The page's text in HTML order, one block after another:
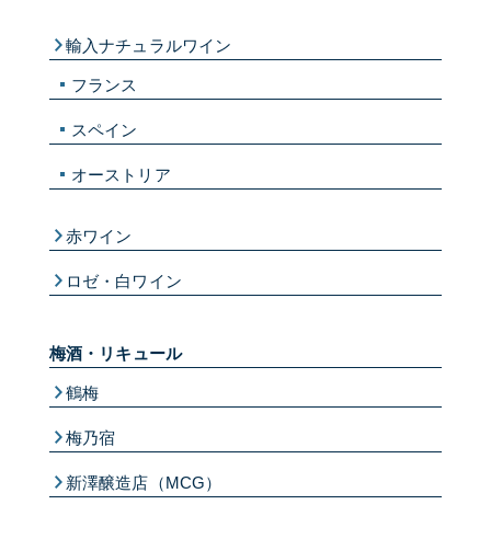
輸入ナチュラルワイン
フランス
スペイン
オーストリア
赤ワイン
ロゼ・白ワイン
梅酒・リキュール
鶴梅
梅乃宿
新澤醸造店（MCG）